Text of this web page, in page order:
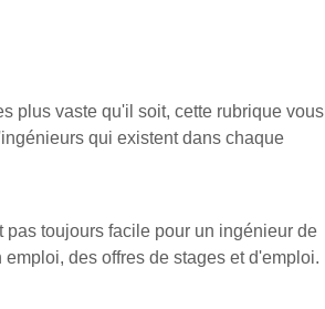
plus vaste qu'il soit, cette rubrique vous
qui existent dans chaque
toujours facile pour un ingénieur de
des offres de stages et d'emploi.